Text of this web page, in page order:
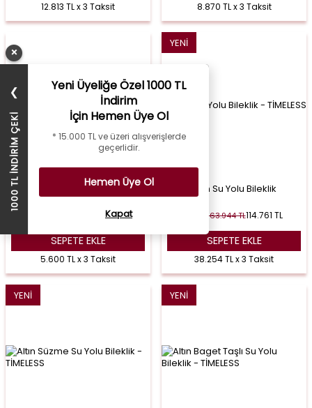
12.813 TL x 3 Taksit 8.870 TL x 3 Taksit
Altın Su Yolu Bileklik
16.800TL
SEPETE EKLE
5.600 TL x 3 Taksit
YENI
Altın Su Yolu Bileklik
163.944TL114.761 TL
SEPETE EKLE
38.254 TL x 3 Taksit
YENI YENI
×
❯
1000 TL İNDİRİM ÇEKİ
Yeni Üyeliğe Özel 1000 TL
İndirim
İçin Hemen Üye Ol
* 15.000 TL ve üzeri alışverişlerde
geçerlidir.
Hemen Üye Ol
Kapat